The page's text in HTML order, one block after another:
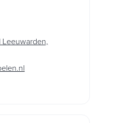
Leeuwarden,